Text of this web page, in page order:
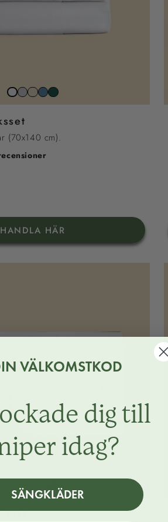
Snow
white
Stone
grey
Beach
sand
North
sea
Juniper
grön
(70x140 cm).
HANDLA HÄR
Snow
White
Stone
Grey
Beach
Sand
North
Sea
Blue
Juniper
Green
Mat
VÄLKOMSTKOD
dig till
idag?
SÄNGKLÄDER